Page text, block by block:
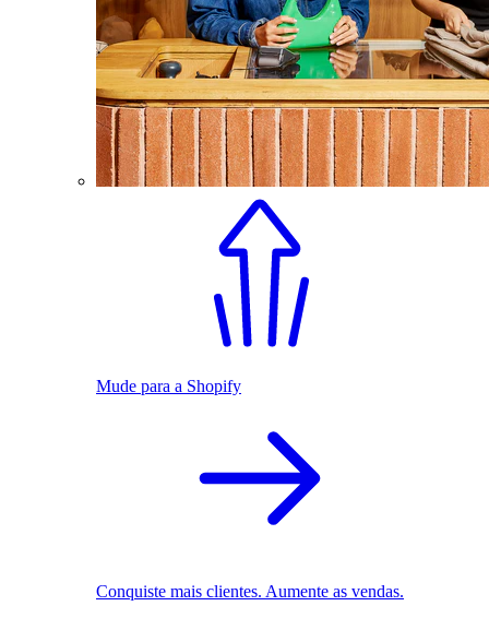
Mude para a Shopify
Conquiste mais clientes. Aumente as vendas.